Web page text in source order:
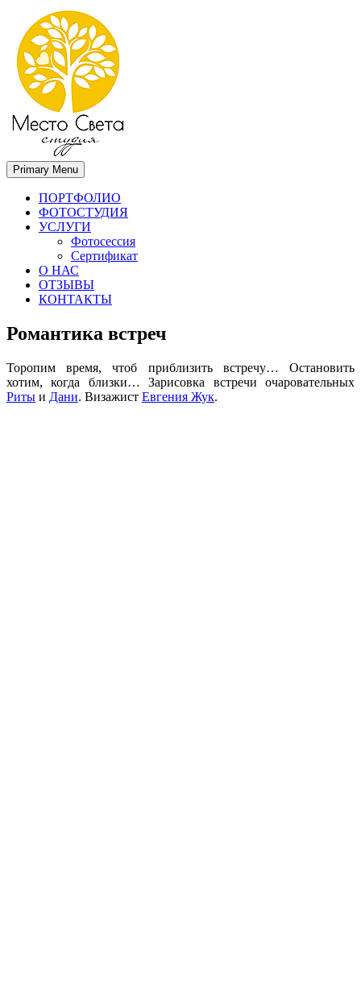
Место света. Свадебный фотограф в Орле Апальков Вячеслав
Свадебный фотограф в Орле
Primary Menu
ПОРТФОЛИО
ФОТОСТУДИЯ
УСЛУГИ
Фотосессия
Сертификат
О НАС
ОТЗЫВЫ
КОНТАКТЫ
Романтика встреч
Торопим время, чтоб приблизить встречу… Остановить
хотим, когда близки… Зарисовка встречи очаровательных
Риты и Дани. Визажист Евгения Жук.